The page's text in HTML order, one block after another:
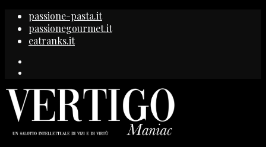
passione-pasta.it
passionegourmet.it
eatranks.it